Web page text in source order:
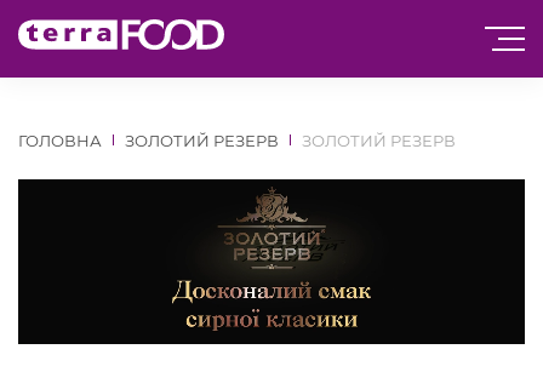
ГОЛОВНА ЗОЛОТИЙ РЕЗЕРВ ЗОЛОТИЙ РЕЗЕРВ